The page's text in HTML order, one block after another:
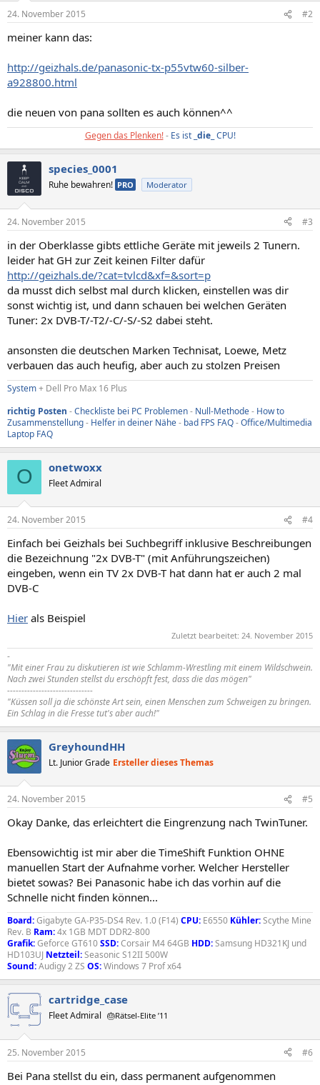
24. November 2015 #2
meiner kann das:
http://geizhals.de/panasonic-tx-p55vtw60-silber-
a928800.html
die neuen von pana sollten es auch können^^
Gegen das Plenken!- Es ist _ die_ CPU!
species_0001
Ruhe bewahren! PRO Moderator
24. November 2015 #3
in der Oberklasse gibts ettliche Geräte mit jeweils 2 Tunern.
leider hat GH zur Zeit keinen Filter dafür
http://geizhals.de/?cat=tvlcd&xf=&sort=p
da musst dich selbst mal durch klicken, einstellen was dir
sonst wichtig ist, und dann schauen bei welchen Geräten
Tuner: 2x DVB-T/-T2/-C/-S/-S2 dabei steht.
ansonsten die deutschen Marken Technisat, Loewe, Metz
verbauen das auch heufig, aber auch zu stolzen Preisen
System+ Dell Pro Max 16 Plus
richtig Posten -Checkliste bei PC Problemen- Null-Methode- How to
Zusammenstellung- Helfer in deiner Nähe- bad FPS FAQ-Office/Multimedia
Laptop FAQ
O onetwoxx
Fleet Admiral
24. November 2015 #4
Einfach bei Geizhals bei Suchbegriff inklusive Beschreibungen
die Bezeichnung "2x DVB-T" (mit Anführungszeichen)
eingeben, wenn ein TV 2x DVB-T hat dann hat er auch 2 mal
DVB-C
Hier als Beispiel
Zuletzt bearbeitet: 24. November 2015
-
"Mit einer Frau zu diskutieren ist wie Schlamm-Wrestling mit einem Wildschwein.
Nach zwei Stunden stellst du erschöpft fest, dass die das mögen"
------------------------------
"Küssen soll ja die schönste Art sein, einen Menschen zum Schweigen zu bringen.
Ein Schlag in die Fresse tut's aber auch!"
GreyhoundHH
Lt. Junior Grade Ersteller dieses Themas
24. November 2015 #5
Okay Danke, das erleichtert die Eingrenzung nach TwinTuner.
Ebensowichtig ist mir aber die TimeShift Funktion OHNE
manuellen Start der Aufnahme vorher. Welcher Hersteller
bietet sowas? Bei Panasonic habe ich das vorhin auf die
Schnelle nicht finden können...
Board:Gigabyte GA-P35-DS4 Rev. 1.0 (F14) CPU: E6550 Kühler:Scythe Mine
Rev. B Ram:4x 1GB MDT DDR2-800
Grafik:Geforce GT610SSD:Corsair M4 64GB HDD:Samsung HD321KJ und
HD103UJ Netzteil:Seasonic S12II 500W
Sound:Audigy 2 ZS OS:Windows 7 Prof x64
cartridge_case
Fleet Admiral 🎂Rätsel-Elite ’11
25. November 2015 #6
Bei Pana stellst du ein, dass permanent aufgenommen